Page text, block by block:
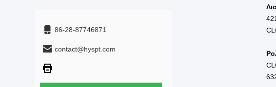
86-28-87746871
contact@hyspt.com